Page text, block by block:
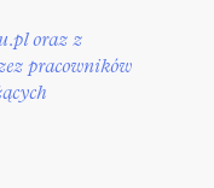
oraz z
pracowników